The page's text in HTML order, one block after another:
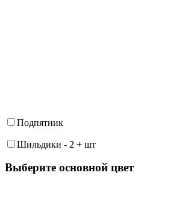
Подпятник
Шильдики - 2 + шт
Выберите oсновной цвет